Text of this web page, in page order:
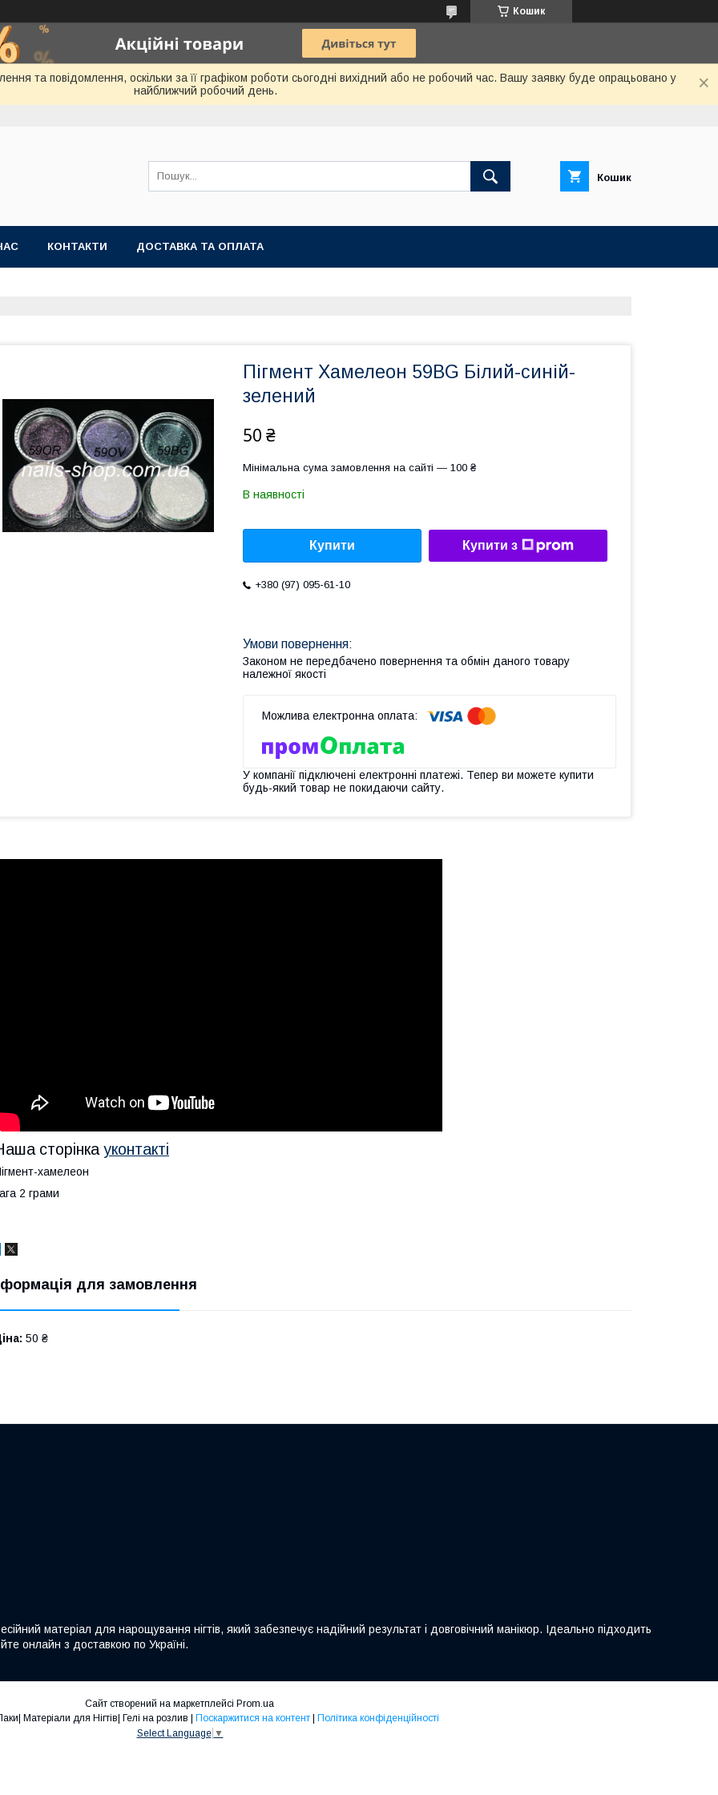
Кошик
та повідомлення, оскільки за її графіком роботи сьогодні вихідний або не робочий час. Вашу заявку буде опрацьовано у
найближчий робочий день.
Кошик
КОНТАКТИ ДОСТАВКА ТА ОПЛАТА
Пігмент Хамелеон 59BG Білий-синій-
зелений
50 ₴
Мінімальна сума замовлення на сайті — 100 ₴
В наявності
Купити Купити з
+380 (97) 095-61-10
Законом не передбачено повернення та обмін даного товару
належної якості
У компанії підключені електронні платежі. Тепер ви можете купити
будь-який товар не покидаючи сайту.
сторінкауконтакті
хамелеон
2 грами
для замовлення
50 ₴
матеріал для нарощування нігтів, який забезпечує надійний результат і довговічний манікюр. Ідеально підходить
онлайн з доставкою по Україні.
Сайт створений на маркетплейсі Prom.ua
Поскаржитися на контент
Політика конфіденційності
Select Language ▼